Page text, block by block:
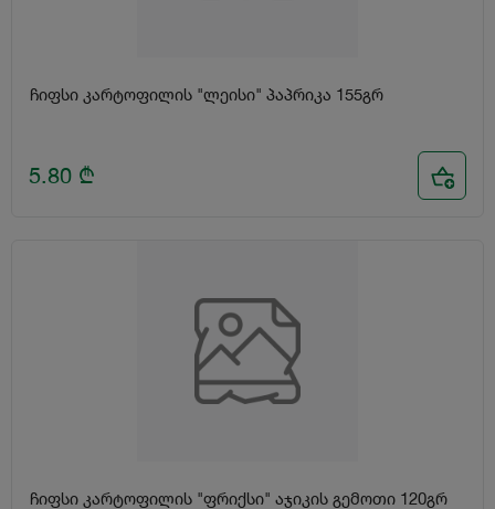
ჩიფსი კარტოფილის "ლეისი" პაპრიკა 155გრ
5.80 ₾
ჩიფსი კარტოფილის "ფრიქსი" აჯიკის გემოთი 120გრ